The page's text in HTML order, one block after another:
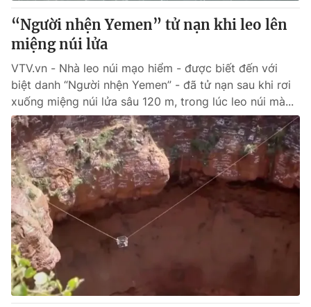
“Người nhện Yemen” tử nạn khi leo lên
miệng núi lửa
VTV.vn - Nhà leo núi mạo hiểm - được biết đến với
biệt danh “Người nhện Yemen” - đã tử nạn sau khi rơi
xuống miệng núi lửa sâu 120 m, trong lúc leo núi mà...